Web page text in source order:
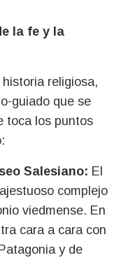
la fe y la
religiosa,
guiado que se
toca los puntos
Salesiano: El
complejo
viedmense. En
cara a cara con
y de